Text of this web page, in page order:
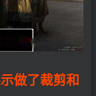
做了裁剪和